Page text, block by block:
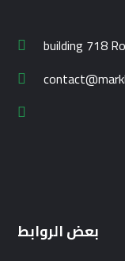
building 718
بعض الروابط